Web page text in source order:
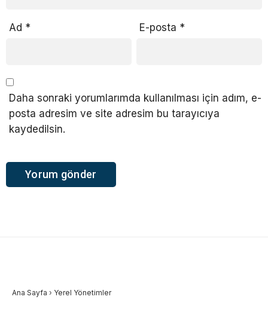
Ad * E-posta *
Daha sonraki yorumlarımda kullanılması için adım, e-
posta adresim ve site adresim bu tarayıcıya
kaydedilsin.
Ana Sayfa › Yerel Yönetimler